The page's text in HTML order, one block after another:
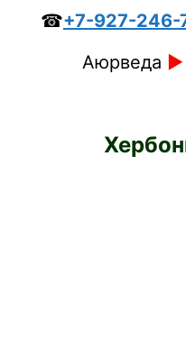
☎+7-927-246-
Аюрведа ►